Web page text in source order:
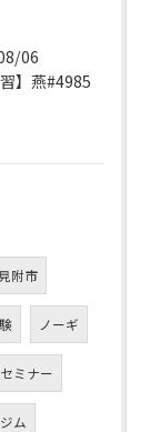
06
習】燕#4985
見附市
ノーギ
セミナー
ジム